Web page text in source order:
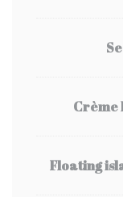
Crème
Floating